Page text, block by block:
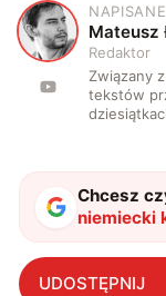
M Mateusz
Redaktor
Związany
tekstów
Chcesz
niemiecki
Jego
wrogom"?
UDOSTĘPNIJ